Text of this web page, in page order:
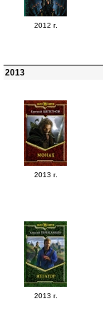
2012 г.
2013
2013 г.
2013 г.